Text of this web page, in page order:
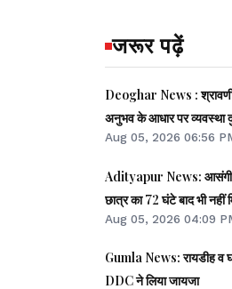
जरूर पढ़ें
Deoghar News : श्रावणी
अनुभव के आधार पर व्यवस्था
प्रशासन
Aug 05, 2026 06:56
Adityapur News:
छात्र का 72 घंटे बाद भी नहीं
Aug 05, 2026 04:09
Gumla News: रायडीह व
DDC ने लिया जायजा